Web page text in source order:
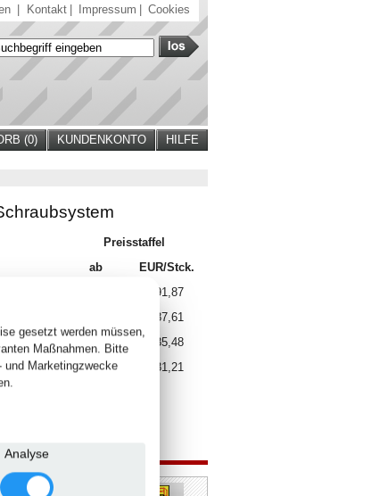
Kontakt Impressum Cookies
HILFE
KUNDENKONTO
(0)
Preisstaffel
ab
EUR/Stck.
191,87
187,61
10 Stck.
185,48
15 Stck.
181,21
gesetzt werden müssen,
Maßnahmen. Bitte
und Marketingzwecke
Analyse